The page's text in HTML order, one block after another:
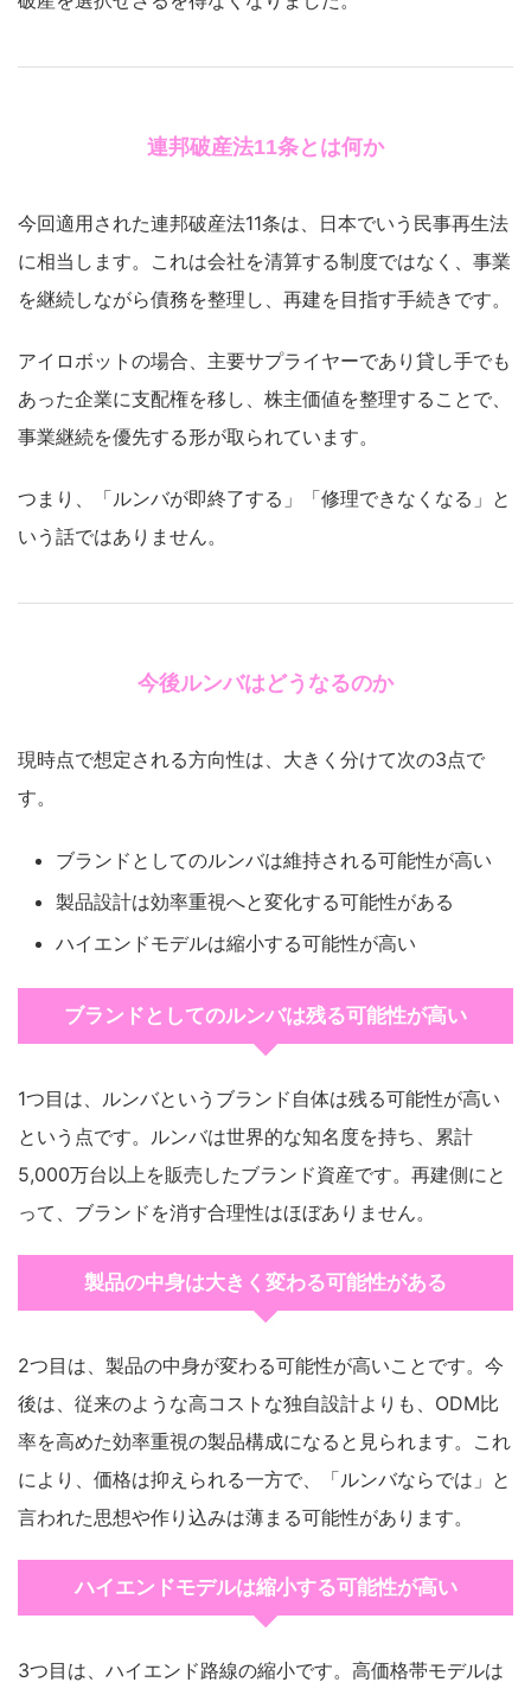
連邦破産法11条とは何か
今回適用された連邦破産法11条は、日本でいう民事再生法
に相当します。これは会社を清算する制度ではなく、事業
を継続しながら債務を整理し、再建を目指す手続きです。
アイロボットの場合、主要サプライヤーであり貸し手でも
あった企業に支配権を移し、株主価値を整理することで、
事業継続を優先する形が取られています。
つまり、「ルンバが即終了する」「修理できなくなる」と
いう話ではありません。
今後ルンバはどうなるのか
現時点で想定される方向性は、大きく分けて次の3点で
す。
ブランドとしてのルンバは維持される可能性が高い
製品設計は効率重視へと変化する可能性がある
ハイエンドモデルは縮小する可能性が高い
ブランドとしてのルンバは残る可能性が高い
1つ目は、ルンバというブランド自体は残る可能性が高い
という点です。ルンバは世界的な知名度を持ち、累計
5,000万台以上を販売したブランド資産です。再建側にと
って、ブランドを消す合理性はほぼありません。
製品の中身は大きく変わる可能性がある
2つ目は、製品の中身が変わる可能性が高いことです。今
後は、従来のような高コストな独自設計よりも、ODM比
率を高めた効率重視の製品構成になると見られます。これ
により、価格は抑えられる一方で、「ルンバならでは」と
言われた思想や作り込みは薄まる可能性があります。
ハイエンドモデルは縮小する可能性が高い
3つ目は、ハイエンド路線の縮小です。高価格帯モデルは